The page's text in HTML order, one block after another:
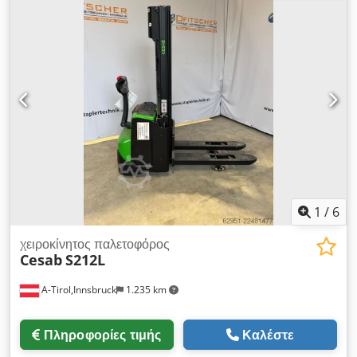
1 / 6
A-Tirol,Innsbruck 1.235 km
χειροκίνητος παλετοφόρος
CesabS212L
Πληροφορίες τιμής Καλέστε